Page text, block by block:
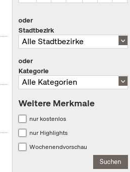
oder
Stadtbezirk
oder
Kategorie
Weitere Merkmale
nur kostenlos
nur Highlights
Wochenendvorschau
Suchen